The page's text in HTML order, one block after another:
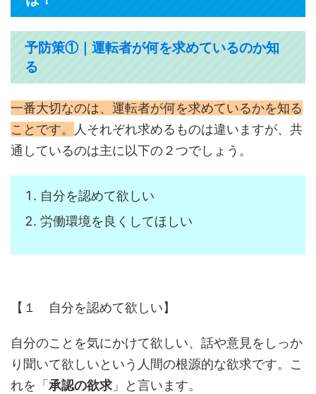
予防策①｜運転者が何を求めているのか知
る
一番大切なのは、運転者が何を求めているかを知る
ことです。
人それぞれ求めるものは違いますが、共
通しているのは主に以下の２つでしょう。
自分を認めて欲しい
労働環境を良くしてほしい
【１ 自分を認めて欲しい】
自分のことを気にかけて欲しい、話や意見をしっか
り聞いて欲しいという人間の根源的な欲求です。こ
れを「 承認の欲求 」と言います。